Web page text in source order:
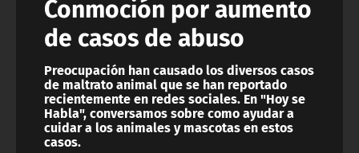
Conmoción por aumento
de casos de abuso
Preocupación han causado los diversos casos
de maltrato animal que se han reportado
recientemente en redes sociales. En "Hoy se
Habla", conversamos sobre como ayudar a
cuidar a los animales y mascotas en estos
casos.